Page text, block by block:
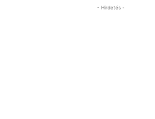
- Hirdetés -